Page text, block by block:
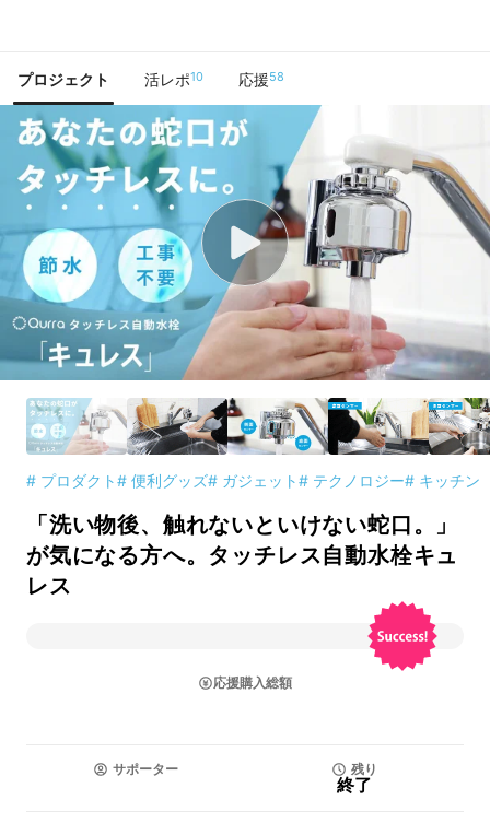
プロジェクト 活レポ10 応援58
# プロダクト# 便利グッズ# ガジェット# テクノロジー# キッチン
「洗い物後、触れないといけない蛇口。」
が気になる方へ。タッチレス自動水栓キュ
レス
応援購入総額
サポーター 残り
終了